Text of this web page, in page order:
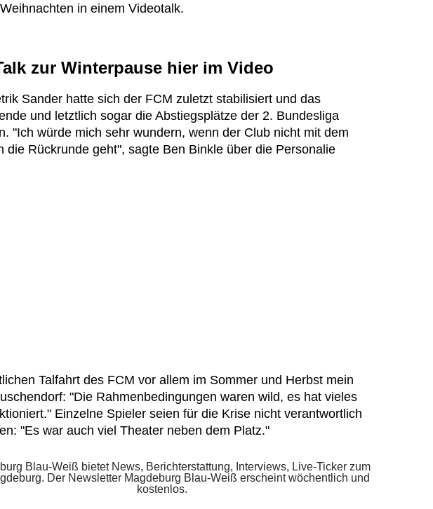
in einem Videotalk.
zur Winterpause hier im Video
Sander hatte sich der FCM zuletzt stabilisiert und das
und letztlich sogar die Abstiegsplätze der 2. Bundesliga
"Ich würde mich sehr wundern, wenn der Club nicht mit dem
die Rückrunde geht", sagte Ben Binkle über die Personalie
Talfahrt des FCM vor allem im Sommer und Herbst mein
"Die Rahmenbedingungen waren wild, es hat vieles
Einzelne Spieler seien für die Krise nicht verantwortlich
"Es war auch viel Theater neben dem Platz."